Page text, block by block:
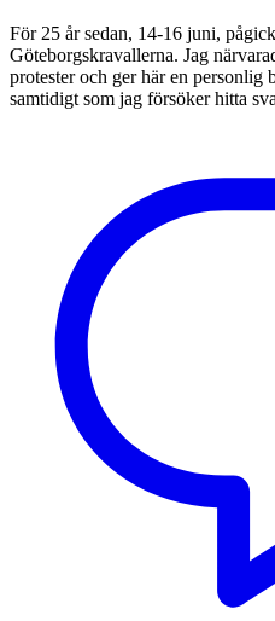
För 25 år sedan, 14-16 juni,
Göteborgskravallerna. Jag
protester och ger här en personlig
samtidigt som jag försöker hitta